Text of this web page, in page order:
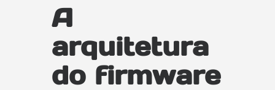
A
arquitetura
do firmware